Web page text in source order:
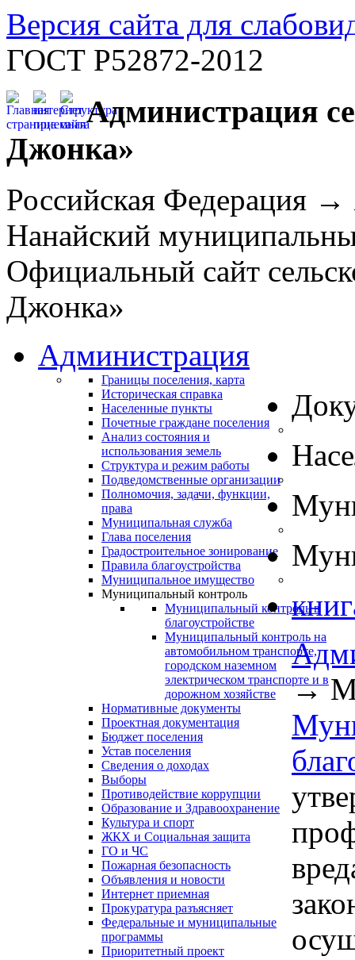
Версия сайта для
ГОСТ Р52872-2012
Администрация
Джонка»
Российская Федерация
Нанайский
Официальный сайт
Джонка»
Администрация
Границы поселения, карта
Историческая справка
Населенные пункты
Почетные граждане поселения
Анализ состояния и
использования земель
Структура и режим работы
Подведомственные организации
Полномочия, задачи, функции,
права
Муниципальная служба
Глава поселения
Градостроительное зонирование
Правила благоустройства
Муниципальное имущество
Муниципальный контроль
Муниципальный контроль в
благоустройстве
Муниципальный контроль на
автомобильном транспорте,
городском наземном
электрическом транспорте и в
дорожном хозяйстве
Нормативные документы
Проектная документация
Бюджет поселения
Устав поселения
Сведения о доходах
Выборы
Противодействие коррупции
Образование и Здравоохранение
Культура и спорт
ЖКХ и Социальная защита
ГО и ЧС
Пожарная безопасность
Объявления и новости
Интернет приемная
Прокуратура разъясняет
Федеральные и муниципальные
программы
Приоритетный проект
→